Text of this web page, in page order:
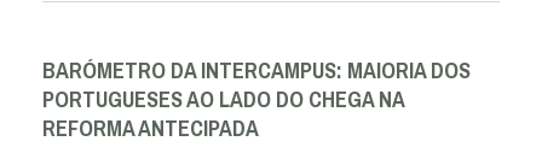
BARÓMETRO DA INTERCAMPUS: MAIORIA DOS
PORTUGUESES AO LADO DO CHEGA NA
REFORMA ANTECIPADA